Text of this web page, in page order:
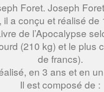
Foret. Joseph
il a conçu et réalisé
de l’Apocalypse
(210 kg) et le plus
de francs).
en 3 ans et en
Il est composé de :